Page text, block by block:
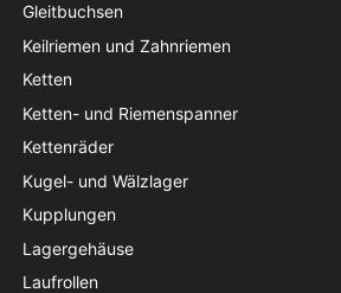
Gleitbuchsen
Keilriemen und Zahnriemen
Ketten
Ketten- und Riemenspanner
Kettenräder
Kugel- und Wälzlager
Kupplungen
Lagergehäuse
Laufrollen